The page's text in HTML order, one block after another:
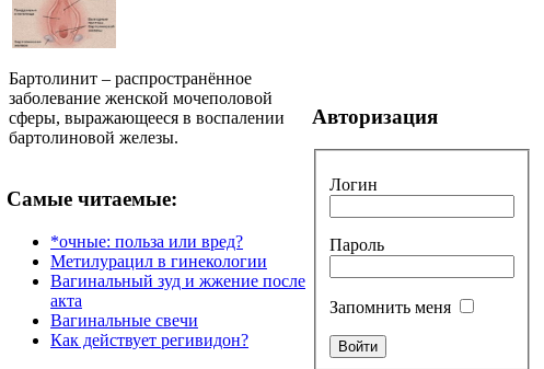
Бартолинит – распространённое
заболевание женской мочеполовой
сферы, выражающееся в воспалении
бартолиновой железы.
Самые читаемые:
*очные: польза или вред?
Метилурацил в гинекологии
Вагинальный зуд и жжение после
акта
Вагинальные свечи
Как действует регивидон?
Авторизация
Логин
Пароль
Запомнить меня